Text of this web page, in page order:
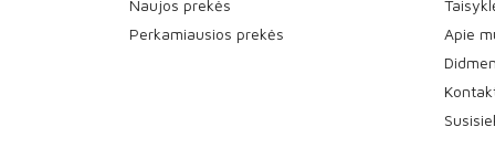
Naujos prekės
Perkamiausios prekės
Apie